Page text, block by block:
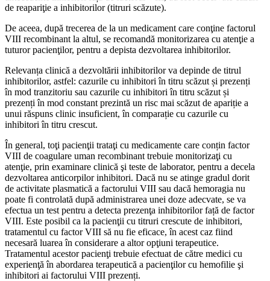
de reapariţie a inhibitorilor (titruri scăzute).
De aceea, după trecerea de la un medicament care conţine factorul
VIII recombinant la altul, se recomandă monitorizarea cu atenţie a
tuturor pacienţilor, pentru a depista dezvoltarea inhibitorilor.
Relevanța clinică a dezvoltării inhibitorilor va depinde de titrul
inhibitorilor, astfel: cazurile cu inhibitori în titru scăzut și prezenți
în mod tranzitoriu sau cazurile cu inhibitori în titru scăzut și
prezenți în mod constant prezintă un risc mai scăzut de apariție a
unui răspuns clinic insuficient, în comparație cu cazurile cu
inhibitori în titru crescut.
În general, toţi pacienţii trataţi cu medicamente care conțin factor
VIII de coagulare uman recombinant trebuie monitorizaţi cu
atenţie, prin examinare clinică şi teste de laborator, pentru a decela
dezvoltarea anticorpilor inhibitori. Dacă nu se atinge gradul dorit
de activitate plasmatică a factorului VIII sau dacă hemoragia nu
poate fi controlată după administrarea unei doze adecvate, se va
efectua un test pentru a detecta prezenţa inhibitorilor față de factor
VIII. Este posibil ca la pacienţii cu titruri crescute de inhibitori,
tratamentul cu factor VIII să nu fie eficace, în acest caz fiind
necesară luarea în considerare a altor opţiuni terapeutice.
Tratamentul acestor pacienţi trebuie efectuat de către medici cu
experienţă în abordarea terapeutică a pacienţilor cu hemofilie şi
inhibitori ai factorului VIII prezenți.